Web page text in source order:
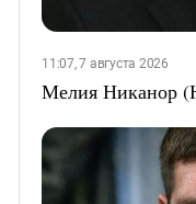
11:07, 7 августа 2026
Мелия Никанор